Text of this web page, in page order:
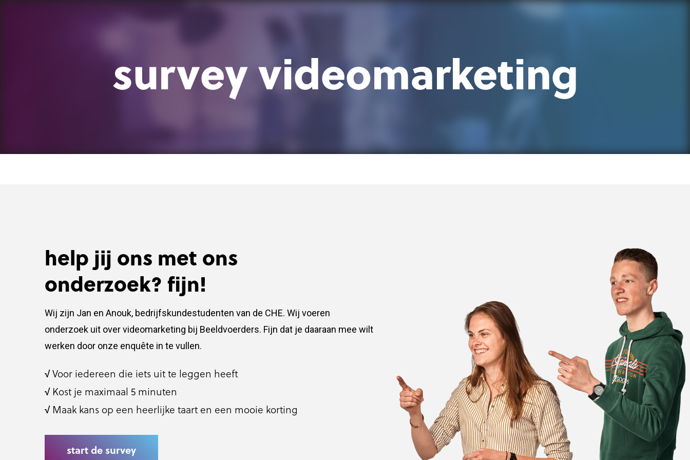
survey videomarketing
help jij ons met ons
onderzoek? fijn!
Wij zijn Jan en Anouk, bedrijfskundestudenten van de CHE. Wij voeren
onderzoek uit over videomarketing bij Beeldvoerders. Fijn dat je daaraan mee wilt
werken door onze enquête in te vullen.
√Voor iedereen die iets uit te leggen heeft
√Kost je maximaal 5 minuten
√Maak kans op een heerlijke taart en een mooie korting
start de survey